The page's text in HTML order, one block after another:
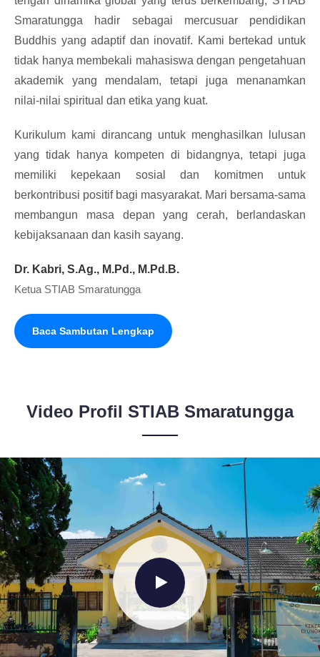
Smaratungga hadir sebagai mercusuar pendidikan
Buddhis yang adaptif dan inovatif. Kami bertekad untuk
tidak hanya membekali mahasiswa dengan pengetahuan
akademik yang mendalam, tetapi juga menanamkan
nilai-nilai spiritual dan etika yang kuat.
Kurikulum kami dirancang untuk menghasilkan lulusan
yang tidak hanya kompeten di bidangnya, tetapi juga
memiliki kepekaan sosial dan komitmen untuk
berkontribusi positif bagi masyarakat. Mari bersama-sama
membangun masa depan yang cerah, berlandaskan
kebijaksanaan dan kasih sayang.
Dr. Kabri, S.Ag., M.Pd., M.Pd.B.
Ketua STIAB Smaratungga
Baca Sambutan Lengkap
Video Profil STIAB Smaratungga